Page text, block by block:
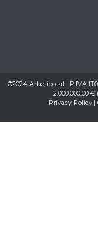
®2024 Arketipo srl | P.IVA
2.000.000,00
Privacy Policy|